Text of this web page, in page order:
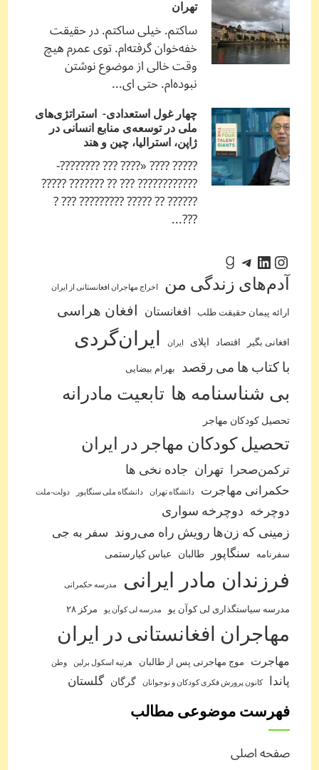
تهران
ساکتم. خیلی ساکتم. در حقیقت
خفه‌خوان گرفته‌ام. توی عمرم هیچ
وقت خالی از موضوع نوشتن
نبوده‌ام. حتی ای...
چهار غول استعدادی- استراتژی‌های
ملی در توسعه‌ی منابع انسانی در
ژاپن، استرالیا، چین و هند
????? ???? «???? ??? ????????-
???????????? ??? ?? ??????? ?????
?????? ?? ????? ????????? ??? ?
???...
اینستاگرم لینکداین تلگرام گودریدز
آدم‌‌های زندگی من اخراج مهاجران افغانستانی از ایران
ارائه پیمان حقیقت طلب افغانستان افغان هراسی
افغانی بگیر اقتصاد اپلای ایران ایران‌گردی
با کتاب ها می رقصد بهرام بیضایی
بی شناسنامه ها تابعیت مادرانه
تحصیل کودکان مهاجر
تحصیل کودکان مهاجر در ایران
ترکمن‌صحرا تهران
جاده نخی ها
حکمرانی مهاجرت
دانشگاه تهران دانشگاه ملی سنگاپور دولت-ملت
دوچرخه
دوچرخه سواری
زمینی که زن‌ها رویش راه می‌روند
سفر به جی
سفرنامه سنگاپور طالبان عباس کیارستمی
فرزندان مادر ایرانی مدرسه حکمرانی
مدرسه سیاستگذاری لی کوآن یو مدرسه لی کوآن یو مرکز ۲۸
مهاجران افغانستانی در ایران
مهاجرت موج مهاجرتی پس از طالبان هرتیه اسکول برلین وطن
پاندا کانون پرورش فکری کودکان و نوجوانان گرگان گلستان
فهرست موضوعی مطالب
صفحه اصلی